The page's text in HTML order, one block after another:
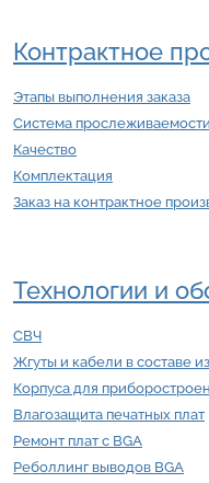
Контрактное
Этапы выполнения заказа
Система прослеживаемости
Качество
Комплектация
Заказ на контрактное
Технологии и
СВЧ
Жгуты и кабели в составе
Корпуса для
Влагозащита печатных плат
Ремонт плат с BGA
Реболлинг выводов BGA